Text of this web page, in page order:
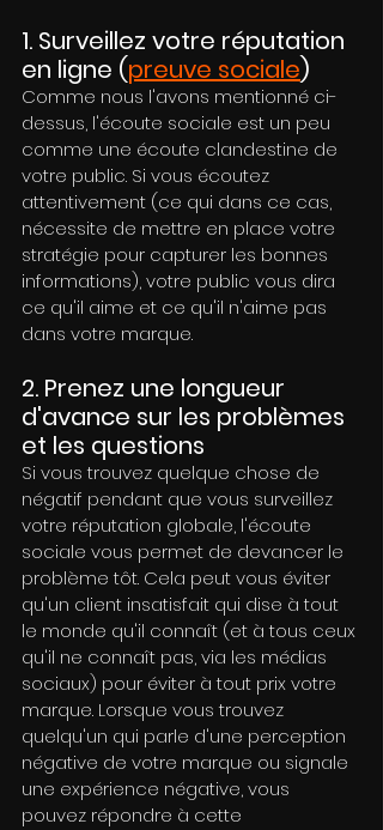
1. Surveillez votre réputation
en ligne (preuve sociale)
Comme nous l'avons mentionné ci-
dessus, l'écoute sociale est un peu
comme une écoute clandestine de
votre public. Si vous écoutez
attentivement (ce qui dans ce cas,
nécessite de mettre en place votre
stratégie pour capturer les bonnes
informations), votre public vous dira
ce qu'il aime et ce qu'il n'aime pas
dans votre marque.
2. Prenez une longueur
d'avance sur les problèmes
et les questions
Si vous trouvez quelque chose de
négatif pendant que vous surveillez
votre réputation globale, l'écoute
sociale vous permet de devancer le
problème tôt. Cela peut vous éviter
qu'un client insatisfait qui dise à tout
le monde qu'il connaît (et à tous ceux
qu'il ne connaît pas, via les médias
sociaux) pour éviter à tout prix votre
marque. Lorsque vous trouvez
quelqu'un qui parle d'une perception
négative de votre marque ou signale
une expérience négative, vous
pouvez répondre à cette